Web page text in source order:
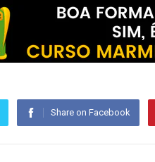
Share on Facebook